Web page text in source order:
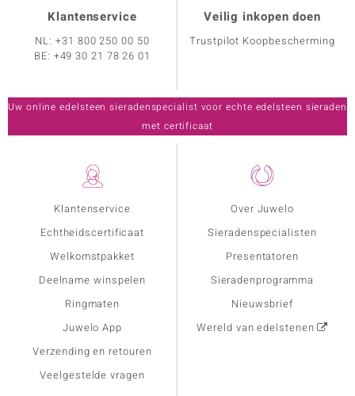
Klantenservice
Echtheidscertificaat
Welkomstpakket
Deelname winspelen
Ringmaten
Juwelo App
Verzending en retouren
Veelgestelde vragen
Over Juwelo
Sieradenspecialisten
Presentatoren
Sieradenprogramma
Nieuwsbrief
Wereld van edelstenen
Klantenservice
NL:+31 800 250 00 50
BE: +49 30 21 78 26 01
Veilig inkopen doen
Trustpilot Koopbescherming
Uw online edelsteen sieradenspecialist voor echte edelsteen sieraden
met certificaat